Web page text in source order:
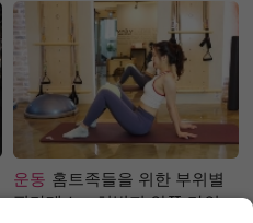
운동 홈트족들을 위한 부위별
필라테스 – 허벅지 안쪽 라인